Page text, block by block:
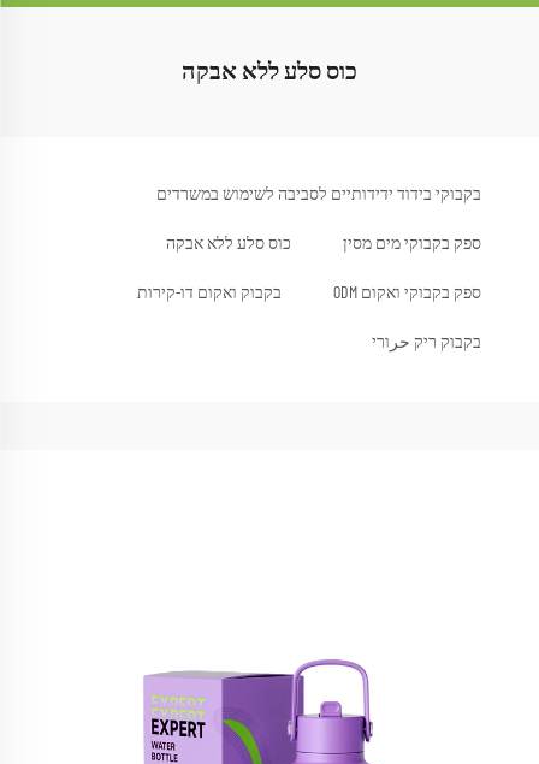
כוס סלע ללא אבקה
בקבוקי בידוד ידידותיים לסביבה לשימוש במשרדים
ספק בקבוקי מים מסין כוס סלע ללא אבקה
ספק בקבוקי ואקום ODM בקבוק ואקום דו-קירות
בקבוק ריק حرורי